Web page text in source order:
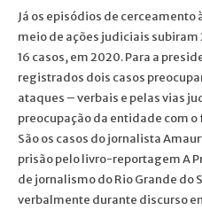
Já os episódios de
meio de ações judiciais subiram
16 casos, em 2020. Para a
registrados dois casos
ataques – verbais e pelas vias
preocupação da entidade com
São os casos do jornalista
prisão pelo livro-reportagem A
de jornalismo do Rio Grande do
verbalmente durante discurso